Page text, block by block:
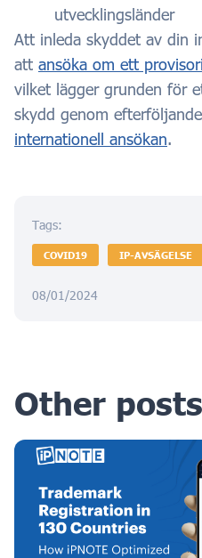
utvecklingsländer
Att inleda skyddet av din
att ansöka om ett
vilket lägger grunden för
skydd genom
internationell ansökan.
Tags:
COVID19 IP-AVSÄGELSE
08/01/2024
Other posts